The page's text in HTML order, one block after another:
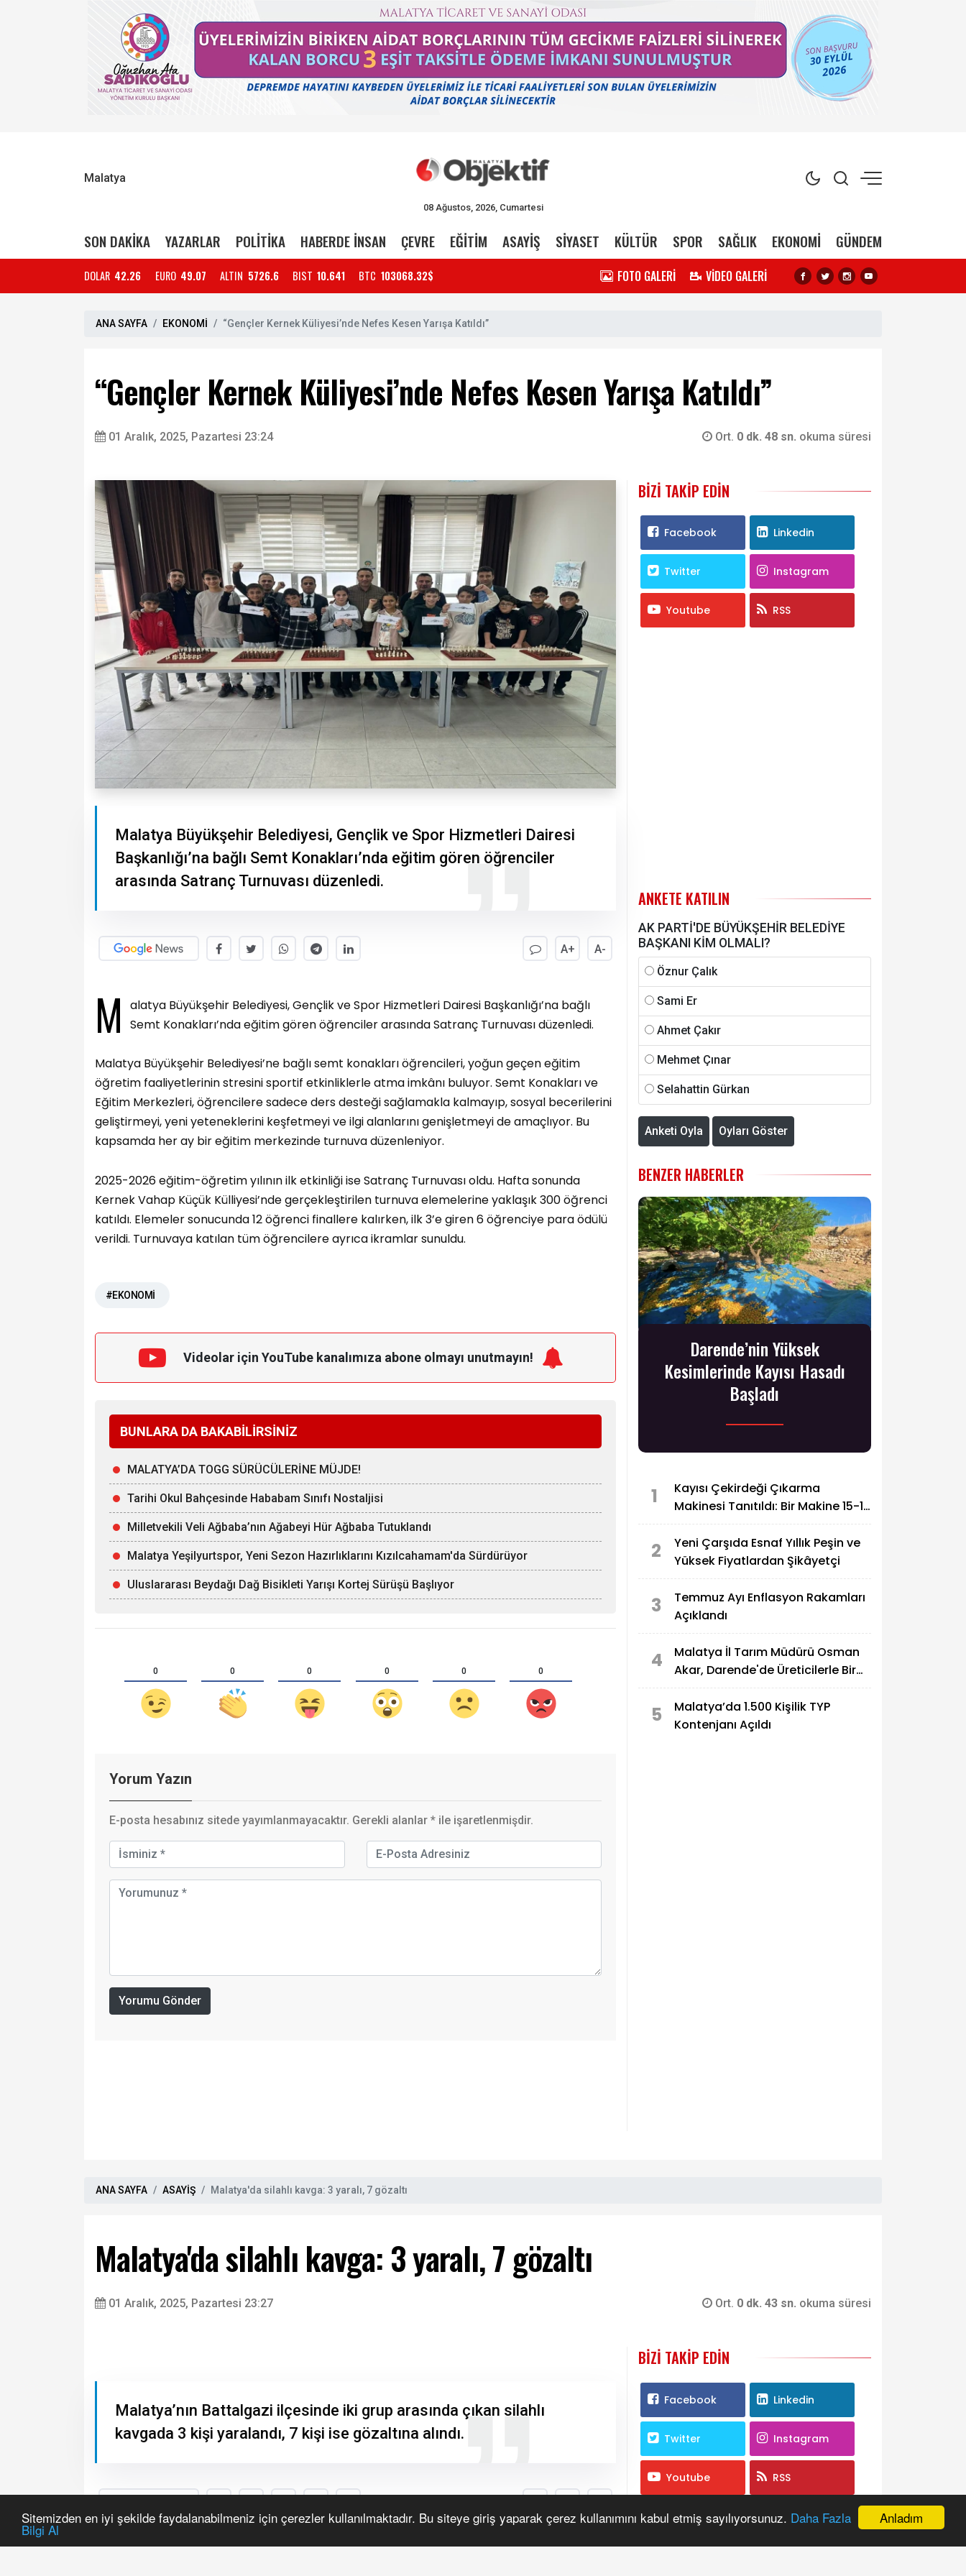
Anladım
Sitemizden en iyi şekilde faydalanabilmeniz için çerezler kullanılmaktadır. Bu siteye giriş yaparak çerez kullanımını kabul etmiş sayılıyorsunuz. Daha Fazla
Bilgi Al
Malatya
08 Ağustos, 2026, Cumartesi
SON DAKİKA YAZARLAR POLİTİKA HABERDE İNSAN ÇEVRE EĞİTİM ASAYİŞ SİYASET KÜLTÜR SPOR SAĞLIK EKONOMİ GÜNDEM
DOLAR 42.26 EURO 49.07 ALTIN 5726.6 BIST 10.641 BTC 103068.32$ FOTO GALERİ VİDEO GALERİ
ANA SAYFA EKONOMİ “Gençler Kernek Küliyesi’nde Nefes Kesen Yarışa Katıldı”
“Gençler Kernek Küliyesi’nde Nefes Kesen Yarışa Katıldı”
01 Aralık, 2025, Pazartesi 23:24 Ort. 0 dk. 48 sn. okuma süresi
Malatya Büyükşehir Belediyesi, Gençlik ve Spor Hizmetleri Dairesi
Başkanlığı’na bağlı Semt Konakları’nda eğitim gören öğrenciler
arasında Satranç Turnuvası düzenledi.
A+ A-
M
alatya Büyükşehir Belediyesi, Gençlik ve Spor Hizmetleri Dairesi Başkanlığı’na bağlı
Semt Konakları’nda eğitim gören öğrenciler arasında Satranç Turnuvası düzenledi.
Malatya Büyükşehir Belediyesi’ne bağlı semt konakları öğrencileri, yoğun geçen eğitim
öğretim faaliyetlerinin stresini sportif etkinliklerle atma imkânı buluyor. Semt Konakları ve
Eğitim Merkezleri, öğrencilere sadece ders desteği sağlamakla kalmayıp, sosyal becerilerini
geliştirmeyi, yeni yeteneklerini keşfetmeyi ve ilgi alanlarını genişletmeyi de amaçlıyor. Bu
kapsamda her ay bir eğitim merkezinde turnuva düzenleniyor.
2025-2026 eğitim-öğretim yılının ilk etkinliği ise Satranç Turnuvası oldu. Hafta sonunda
Kernek Vahap Küçük Külliyesi’nde gerçekleştirilen turnuva elemelerine yaklaşık 300 öğrenci
katıldı. Elemeler sonucunda 12 öğrenci finallere kalırken, ilk 3’e giren 6 öğrenciye para ödülü
verildi. Turnuvaya katılan tüm öğrencilere ayrıca ikramlar sunuldu.
#EKONOMİ
Videolar için YouTube kanalımıza abone olmayı unutmayın!
BUNLARA DA BAKABİLİRSİNİZ
MALATYA’DA TOGG SÜRÜCÜLERİNE MÜJDE!
Tarihi Okul Bahçesinde Hababam Sınıfı Nostaljisi
Milletvekili Veli Ağbaba’nın Ağabeyi Hür Ağbaba Tutuklandı
Malatya Yeşilyurtspor, Yeni Sezon Hazırlıklarını Kızılcahamam'da Sürdürüyor
Uluslararası Beydağı Dağ Bisikleti Yarışı Kortej Sürüşü Başlıyor
0 0 0 0 0 0
Yorum Yazın
E-posta hesabınız sitede yayımlanmayacaktır. Gerekli alanlar * ile işaretlenmişdir.
Yorumu Gönder
BIZI TAKIP EDIN
Facebook Linkedin
Twitter Instagram
Youtube RSS
ANKETE KATILIN
AK PARTİ'DE BÜYÜKŞEHİR BELEDİYE
BAŞKANI KİM OLMALI?
Öznur Çalık
Sami Er
Ahmet Çakır
Mehmet Çınar
Selahattin Gürkan
Anketi Oyla Oyları Göster
BENZER HABERLER
Darende’nin Yüksek
Kesimlerinde Kayısı Hasadı
Başladı
1
Kayısı Çekirdeği Çıkarma
Makinesi Tanıtıldı: Bir Makine 15-16
2
Yeni Çarşıda Esnaf Yıllık Peşin ve
Yüksek Fiyatlardan Şikâyetçi
3
Temmuz Ayı Enflasyon Rakamları
Açıklandı
4
Malatya İl Tarım Müdürü Osman
Akar, Darende'de Üreticilerle Bir
5
Malatya’da 1.500 Kişilik TYP
Kontenjanı Açıldı
ANA SAYFA ASAYİŞ Malatya'da silahlı kavga: 3 yaralı, 7 gözaltı
Malatya'da silahlı kavga: 3 yaralı, 7 gözaltı
01 Aralık, 2025, Pazartesi 23:27 Ort. 0 dk. 43 sn. okuma süresi
BIZI TAKIP EDIN
Facebook Linkedin
Twitter Instagram
Youtube RSS
ANKETE KATILIN